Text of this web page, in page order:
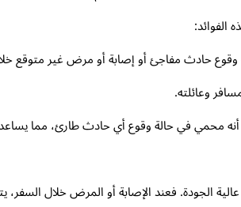
الفوائد:
حادث مفاجئ أو إصابة أو مرض غير متوقع
وعائلته.
محمي في حالة وقوع أي حادث طارئ، مما
الجودة. فعند الإصابة أو المرض خلال